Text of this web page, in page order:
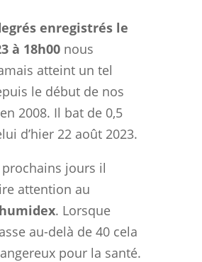
enregistrés le
à 18h00nous
atteint un tel
le début de nos
2008. Il bat de 0,5
d’hier 22 août 2023.
prochains jours il
attention au
. Lorsque
au-delà de 40 cela
pour la santé.